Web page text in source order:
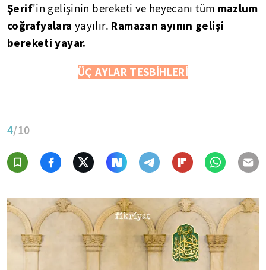
Şerif'in gelişinin bereketi ve heyecanı tüm mazlum
coğrafyalara yayılır. Ramazan ayının gelişi
bereketi yayar.
ÜÇ AYLAR TESBİHLERİ
4/10